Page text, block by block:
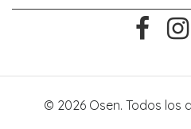
© 2026 Osen. Todos los